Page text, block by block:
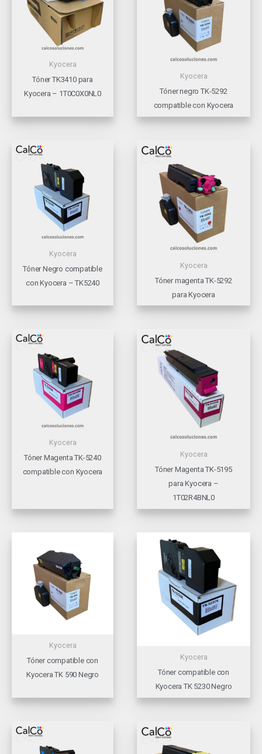
Kyocera
Tóner TK3410 para
Kyocera – 1T0C0X0NL0
Kyocera
Tóner negro TK-5292
compatible con Kyocera
Kyocera
Tóner Negro compatible
con Kyocera – TK5240
Kyocera
Tóner magenta TK-5292
para Kyocera
Kyocera
Tóner Magenta TK-5240
compatible con Kyocera
Kyocera
Tóner Magenta TK-5195
para Kyocera –
1T02R4BNL0
Kyocera
Tóner compatible con
Kyocera TK 590 Negro
Kyocera
Tóner compatible con
Kyocera TK 5230 Negro